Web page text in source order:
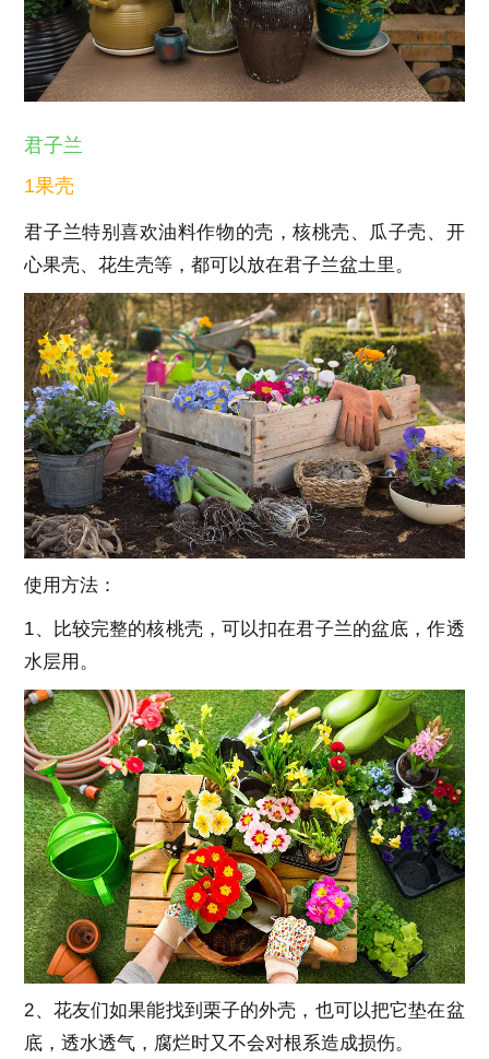
君子兰
1果壳
君子兰特别喜欢油料作物的壳，核桃壳、瓜子壳、开
心果壳、花生壳等，都可以放在君子兰盆土里。
使用方法：
1、比较完整的核桃壳，可以扣在君子兰的盆底，作透
水层用。
2、花友们如果能找到栗子的外壳，也可以把它垫在盆
底，透水透气，腐烂时又不会对根系造成损伤。